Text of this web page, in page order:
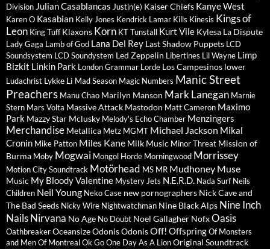
Division Julian Casablancas Justin(e) Kaiser Chiefs Kanye West
Karen O Kasabian Kelly Jones Kendrick Lamar Kills Kinesis Kings of
Leon King Tuff Klaxons Korn KT Tunstall Kurt Vile Kylesa La Dispute
Lady Gaga Lamb of God Lana Del Rey Last Shadow Puppets LCD
Soundsystem LCD Soundystem Led Zeppelin Libertines Lil Wayne Limp
Bizkit Linkin Park London Grammar Lorde Los Campesinos lower
Ludachrist Lykke Li Mad Season Magic Numbers Manic Street
Preachers Manu Chao Marilyn Manson Mark Lanegan Marnie
Stern Mars Volta Massive Attack Mastodon Matt Cameron Maximo
Park Mazzy Star Mclusky Melody's Echo Chamber Menzingers
Merchandise Metallica Metz MGMT Michael Jackson Mikal
Cronin Mike Patton Miles Kane Milk Music Minor Threat Mission of
Burma Moby Mogwai Mongol Horde Morningwood Morrissey
Motion City Soundtrack Motörhead MS MR Mudhoney Muse
Music My Bloody Valentine Mystery Jets N.E.R.D. Nada Surf Neils
Children Neil Young Neko Case new pornographers Nick Cave and
The Bad Seeds Nicky Wire Nightwatchman Nine Black Alps Nine Inch
Nails Nirvana No Age No Doubt Noel Gallagher NofxOasis
OathbreakerOceansizeOdonis OdonisOff! OffspringOf Monsters
and MenOf MontrealOk GoOne Day As A LionOriginal Soundtrack